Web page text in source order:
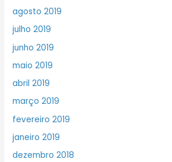
agosto 2019
julho 2019
junho 2019
maio 2019
abril 2019
março 2019
fevereiro 2019
janeiro 2019
dezembro 2018